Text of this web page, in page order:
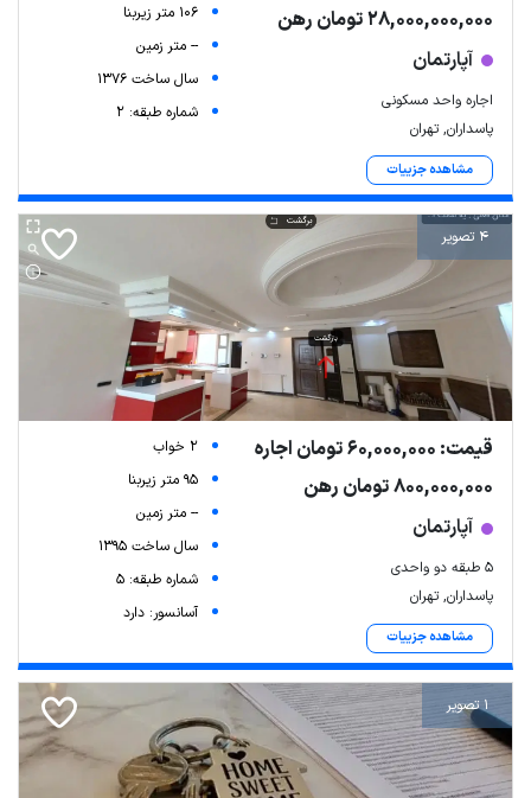
28,000,000,000 تومان رهن
آپارتمان
اجاره واحد مسکونی
پاسداران, تهران
مشاهده جزییات
106 متر زیربنا
-- متر زمین
سال ساخت 1376
شماره طبقه: 2
4 تصویر
قیمت: 60,000,000 تومان اجاره
800,000,000 تومان رهن
آپارتمان
5 طبقه دو واحدی
پاسداران, تهران
مشاهده جزییات
2 خواب
95 متر زیربنا
-- متر زمین
سال ساخت 1395
شماره طبقه: 5
آسانسور: دارد
1 تصویر